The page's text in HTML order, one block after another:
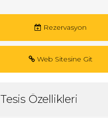
Rezervasyon
Web Sitesine Git
Tesis Özellikleri